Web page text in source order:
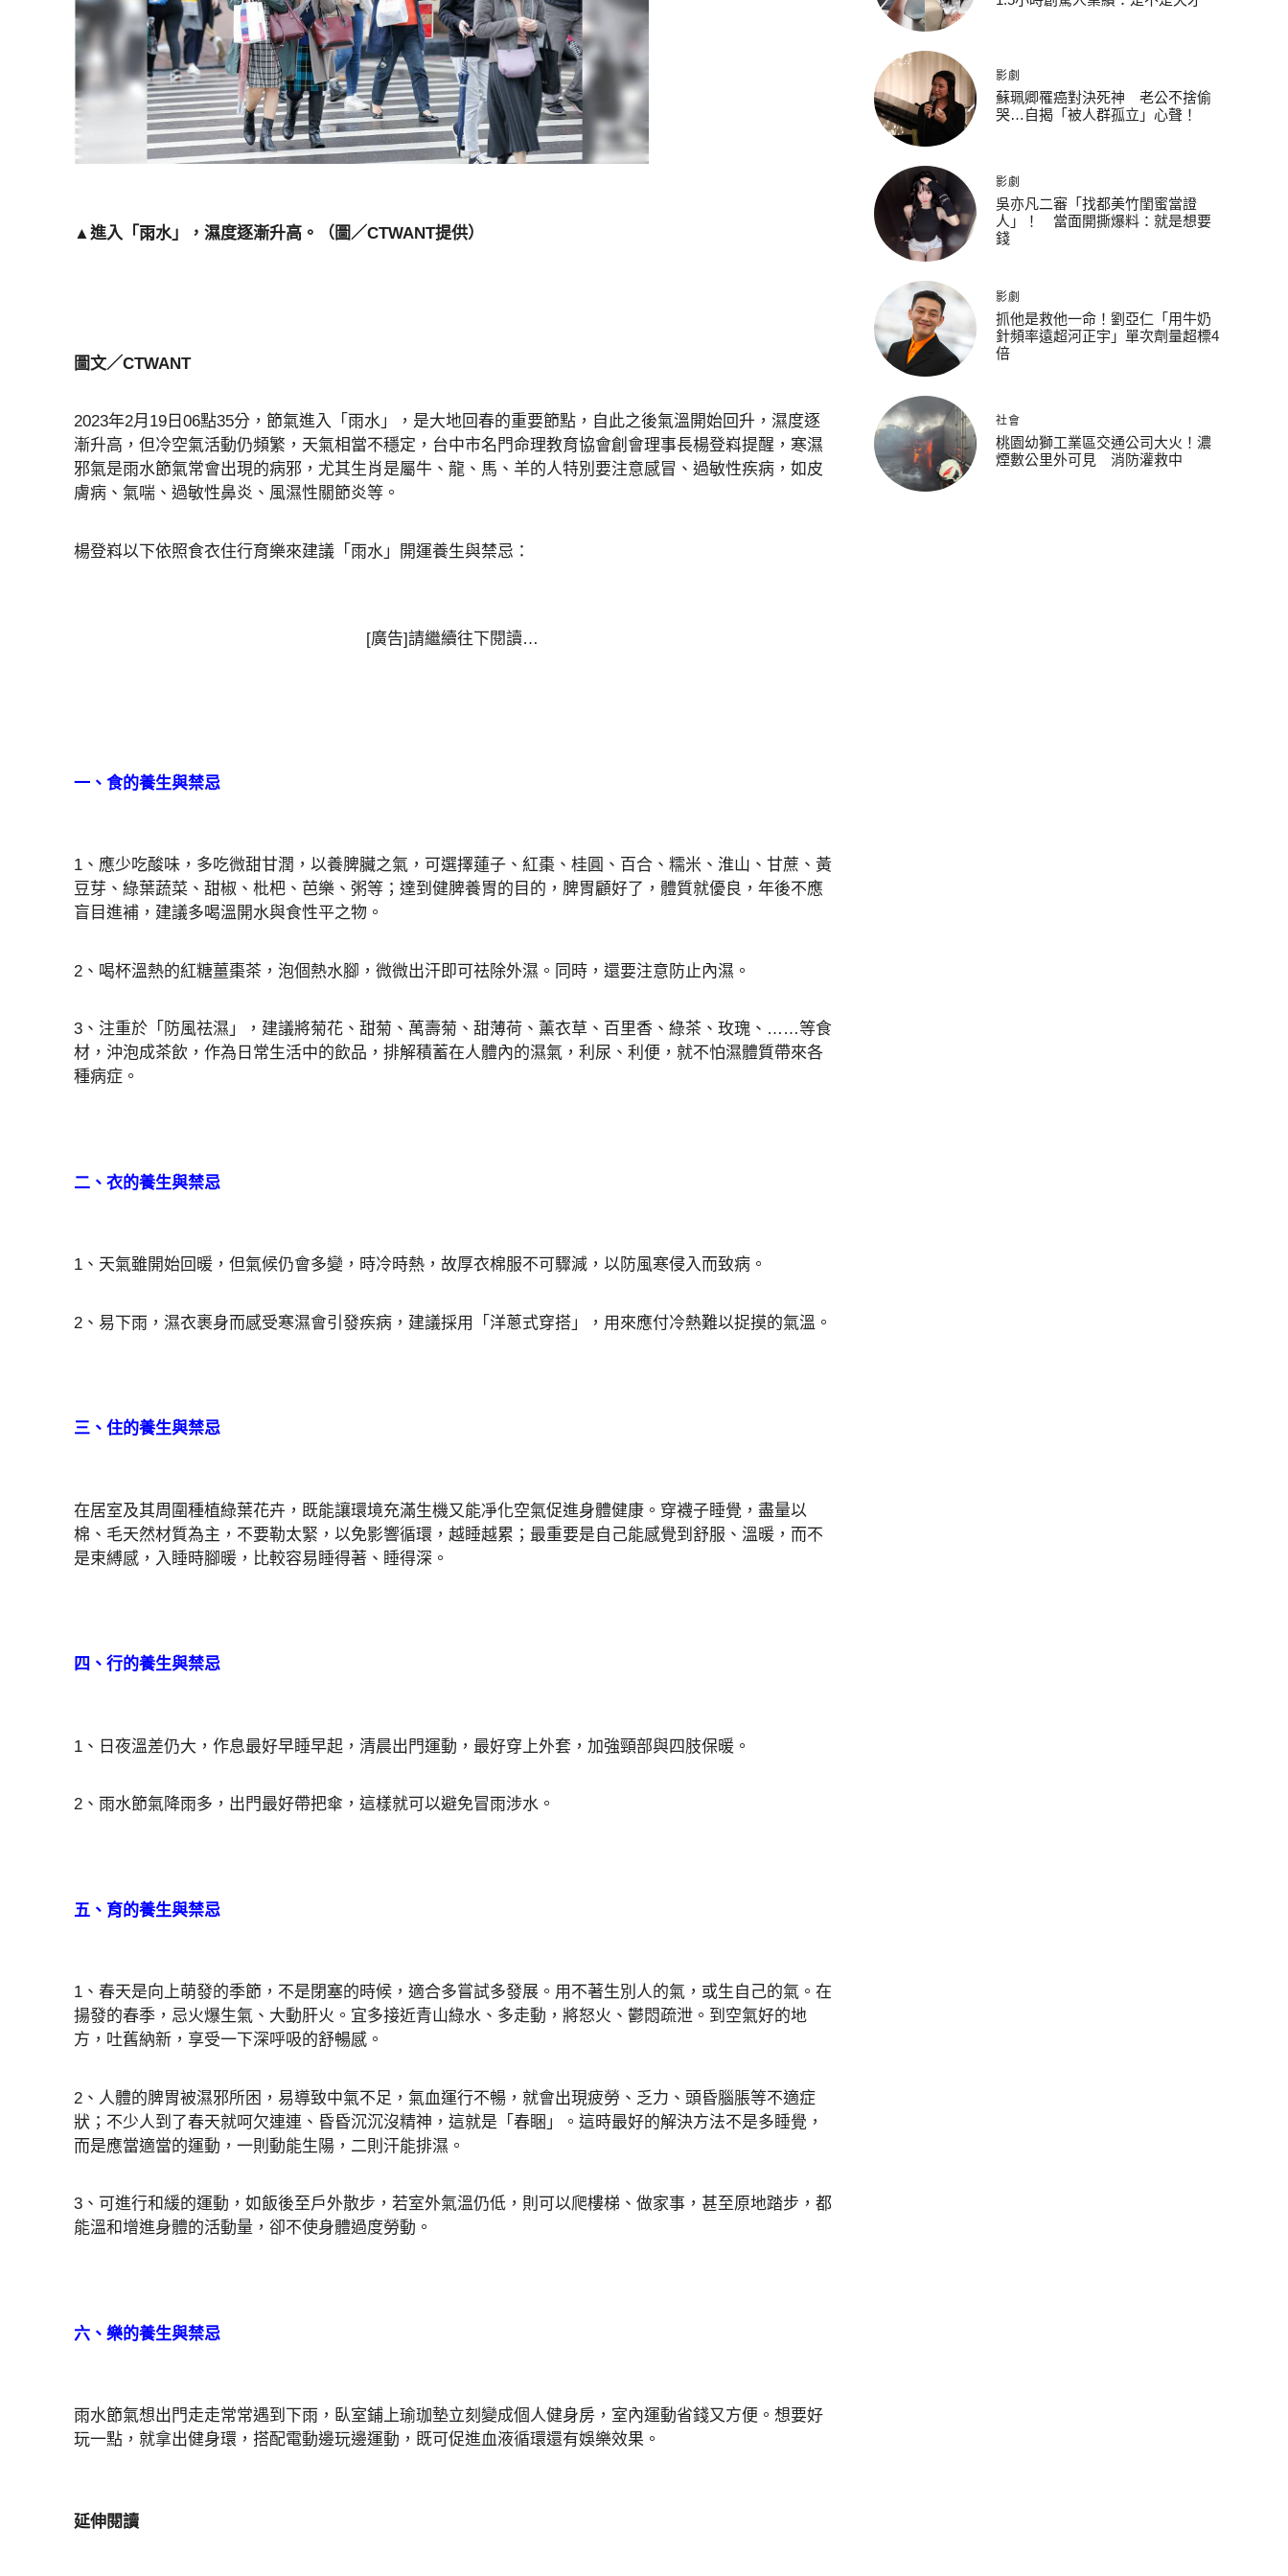
▲進入「雨水」，濕度逐漸升高。（圖／CTWANT提供）
圖文／CTWANT
2023年2月19日06點35分，節氣進入「雨水」，是大地回春的重要節點，自此之後氣溫開始回升，濕度逐
漸升高，但冷空氣活動仍頻繁，天氣相當不穩定，台中市名門命理教育協會創會理事長楊登嵙提醒，寒濕
邪氣是雨水節氣常會出現的病邪，尤其生肖是屬牛、龍、馬、羊的人特別要注意感冒、過敏性疾病，如皮
膚病、氣喘、過敏性鼻炎、風濕性關節炎等。
楊登嵙以下依照食衣住行育樂來建議「雨水」開運養生與禁忌：
[廣告]請繼續往下閱讀…
一、食的養生與禁忌
1、應少吃酸味，多吃微甜甘潤，以養脾臟之氣，可選擇蓮子、紅棗、桂圓、百合、糯米、淮山、甘蔗、黃
豆芽、綠葉蔬菜、甜椒、枇杷、芭樂、粥等；達到健脾養胃的目的，脾胃顧好了，體質就優良，年後不應
盲目進補，建議多喝溫開水與食性平之物。
2、喝杯溫熱的紅糖薑棗茶，泡個熱水腳，微微出汗即可祛除外濕。同時，還要注意防止內濕。
3、注重於「防風祛濕」，建議將菊花、甜菊、萬壽菊、甜薄荷、薰衣草、百里香、綠茶、玫瑰、……等食
材，沖泡成茶飲，作為日常生活中的飲品，排解積蓄在人體內的濕氣，利尿、利便，就不怕濕體質帶來各
種病症。
二、衣的養生與禁忌
1、天氣雖開始回暖，但氣候仍會多變，時冷時熱，故厚衣棉服不可驟減，以防風寒侵入而致病。
2、易下雨，濕衣裹身而感受寒濕會引發疾病，建議採用「洋蔥式穿搭」，用來應付冷熱難以捉摸的氣溫。
三、住的養生與禁忌
在居室及其周圍種植綠葉花卉，既能讓環境充滿生機又能凈化空氣促進身體健康。穿襪子睡覺，盡量以
棉、毛天然材質為主，不要勒太緊，以免影響循環，越睡越累；最重要是自己能感覺到舒服、溫暖，而不
是束縛感，入睡時腳暖，比較容易睡得著、睡得深。
四、行的養生與禁忌
1、日夜溫差仍大，作息最好早睡早起，清晨出門運動，最好穿上外套，加強頸部與四肢保暖。
2、雨水節氣降雨多，出門最好帶把傘，這樣就可以避免冒雨涉水。
五、育的養生與禁忌
1、春天是向上萌發的季節，不是閉塞的時候，適合多嘗試多發展。用不著生別人的氣，或生自己的氣。在
揚發的春季，忌火爆生氣、大動肝火。宜多接近青山綠水、多走動，將怒火、鬱悶疏泄。到空氣好的地
方，吐舊納新，享受一下深呼吸的舒暢感。
2、人體的脾胃被濕邪所困，易導致中氣不足，氣血運行不暢，就會出現疲勞、乏力、頭昏腦脹等不適症
狀；不少人到了春天就呵欠連連、昏昏沉沉沒精神，這就是「春睏」。這時最好的解決方法不是多睡覺，
而是應當適當的運動，一則動能生陽，二則汗能排濕。
3、可進行和緩的運動，如飯後至戶外散步，若室外氣溫仍低，則可以爬樓梯、做家事，甚至原地踏步，都
能溫和增進身體的活動量，卻不使身體過度勞動。
六、樂的養生與禁忌
雨水節氣想出門走走常常遇到下雨，臥室鋪上瑜珈墊立刻變成個人健身房，室內運動省錢又方便。想要好
玩一點，就拿出健身環，搭配電動邊玩邊運動，既可促進血液循環還有娛樂效果。
延伸閱讀
影劇
蘇珮卿罹癌對決死神 老公不捨偷
哭…自揭「被人群孤立」心聲！
影劇
吳亦凡二審「找都美竹閨蜜當證
人」！ 當面開撕爆料：就是想要
錢
影劇
抓他是救他一命！劉亞仁「用牛奶
針頻率遠超河正宇」單次劑量超標4
倍
社會
桃園幼獅工業區交通公司大火！濃
煙數公里外可見 消防灌救中